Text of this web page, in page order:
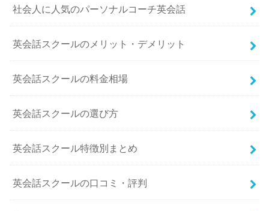
社会人に人気のパーソナルコーチ英会話
英会話スクールのメリット・デメリット
英会話スクールの料金相場
英会話スクールの選び方
英会話スクール特徴別まとめ
英会話スクールの口コミ・評判